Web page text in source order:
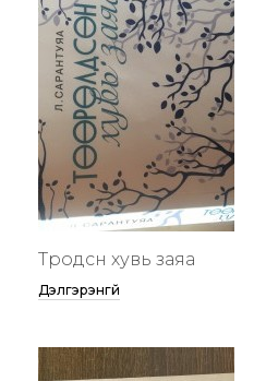
Төөрөодсөн хувь заяа
Дэлгэрэнгүй